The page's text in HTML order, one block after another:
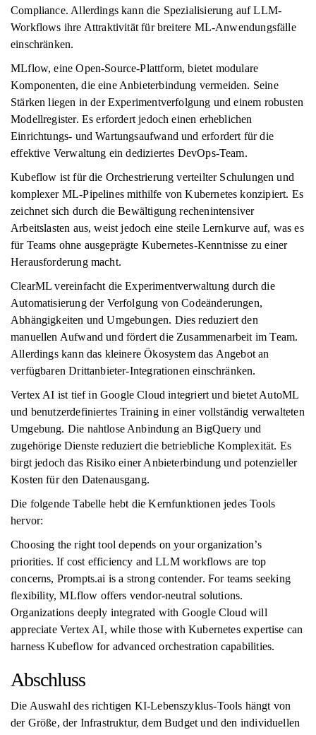
Compliance. Allerdings kann die Spezialisierung auf LLM-
Workflows ihre Attraktivität für breitere ML-Anwendungsfälle
einschränken.
MLflow, eine Open-Source-Plattform, bietet modulare
Komponenten, die eine Anbieterbindung vermeiden. Seine
Stärken liegen in der Experimentverfolgung und einem robusten
Modellregister. Es erfordert jedoch einen erheblichen
Einrichtungs- und Wartungsaufwand und erfordert für die
effektive Verwaltung ein dediziertes DevOps-Team.
Kubeflow ist für die Orchestrierung verteilter Schulungen und
komplexer ML-Pipelines mithilfe von Kubernetes konzipiert. Es
zeichnet sich durch die Bewältigung rechenintensiver
Arbeitslasten aus, weist jedoch eine steile Lernkurve auf, was es
für Teams ohne ausgeprägte Kubernetes-Kenntnisse zu einer
Herausforderung macht.
ClearML vereinfacht die Experimentverwaltung durch die
Automatisierung der Verfolgung von Codeänderungen,
Abhängigkeiten und Umgebungen. Dies reduziert den
manuellen Aufwand und fördert die Zusammenarbeit im Team.
Allerdings kann das kleinere Ökosystem das Angebot an
verfügbaren Drittanbieter-Integrationen einschränken.
Vertex AI ist tief in Google Cloud integriert und bietet AutoML
und benutzerdefiniertes Training in einer vollständig verwalteten
Umgebung. Die nahtlose Anbindung an BigQuery und
zugehörige Dienste reduziert die betriebliche Komplexität. Es
birgt jedoch das Risiko einer Anbieterbindung und potenzieller
Kosten für den Datenausgang.
Die folgende Tabelle hebt die Kernfunktionen jedes Tools
hervor:
Choosing the right tool depends on your organization’s
priorities. If cost efficiency and LLM workflows are top
concerns, Prompts.ai is a strong contender. For teams seeking
flexibility, MLflow offers vendor-neutral solutions.
Organizations deeply integrated with Google Cloud will
appreciate Vertex AI, while those with Kubernetes expertise can
harness Kubeflow for advanced orchestration capabilities.
Abschluss
Die Auswahl des richtigen KI-Lebenszyklus-Tools hängt von
der Größe, der Infrastruktur, dem Budget und den individuellen